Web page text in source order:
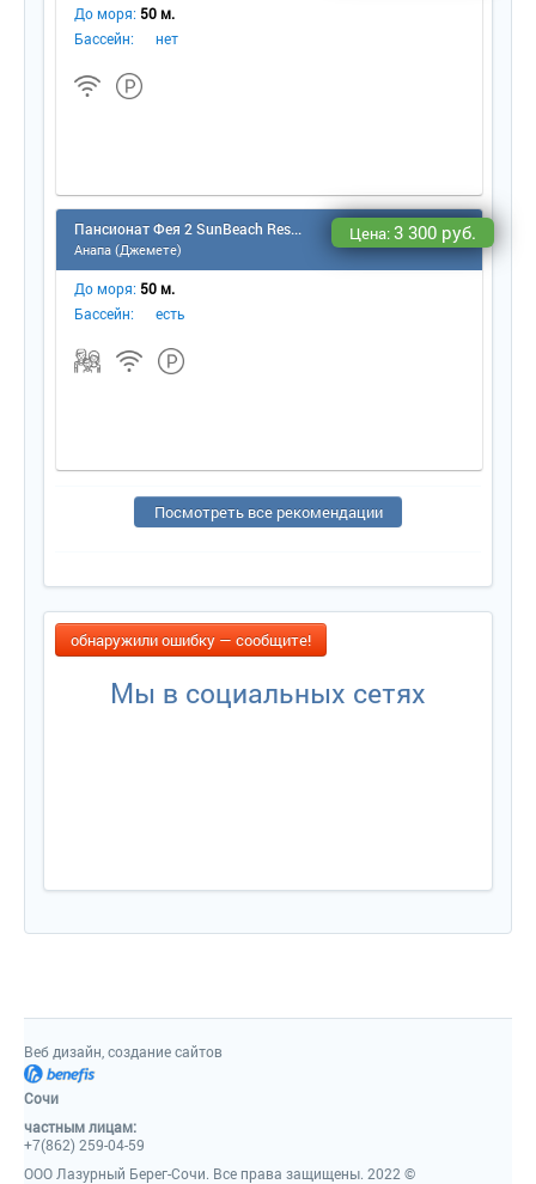
До моря: 50 м.
Бассейн:
нет
Пансионат Фея 2 SunBeach Resort & Spa
Анапа (Джемете)
Цена:3 300 руб.
До моря: 50 м.
Бассейн:
есть
Посмотреть все рекомендации
обнаружили ошибку — сообщите!
Мы в социальных сетях
Веб дизайн, создание сайто
Сочи
частным лицам:
+7(862) 259-04-59
ООО Лазурный Берег-Сочи. Все права защищены. 2022 ©